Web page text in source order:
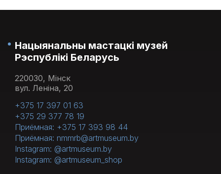
Нацыянальны мастацкі музей
Рэспублікі Беларусь
220030, Мінск
вул. Леніна, 20
+375 17 397 01 63
+375 29 377 78 19
Приёмная: +375 17 393 98 44
Приёмная: nmmrb@artmuseum.by
Instagram: @artmuseum.by
Instagram: @artmuseum_shop